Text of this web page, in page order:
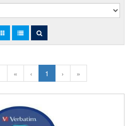
« ‹ 1 › »